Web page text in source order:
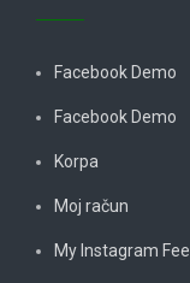
Facebook Demo
Facebook Demo
Korpa
Moj račun
My Instagram